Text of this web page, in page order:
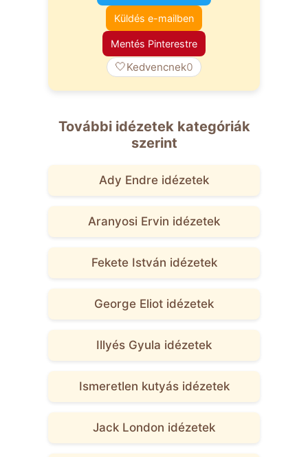
Küldés e-mailben
Mentés Pinterestre
🤍Kedvencnek0
További idézetek kategóriák
szerint
Ady Endre idézetek
Aranyosi Ervin idézetek
Fekete István idézetek
George Eliot idézetek
Illyés Gyula idézetek
Ismeretlen kutyás idézetek
Jack London idézetek